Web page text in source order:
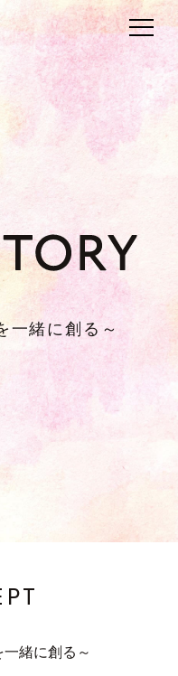
一緒に創る～
緒に創る～